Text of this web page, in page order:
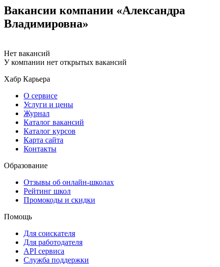
Вакансии компании «Александра
Владимировна»
Нет вакансий
У компании нет открытых вакансий
Хабр Карьера
О сервисе
Услуги и цены
Журнал
Каталог вакансий
Каталог курсов
Карта сайта
Контакты
Образование
Отзывы об онлайн-школах
Рейтинг школ
Промокоды и скидки
Помощь
Для соискателя
Для работодателя
API сервиса
Служба поддержки